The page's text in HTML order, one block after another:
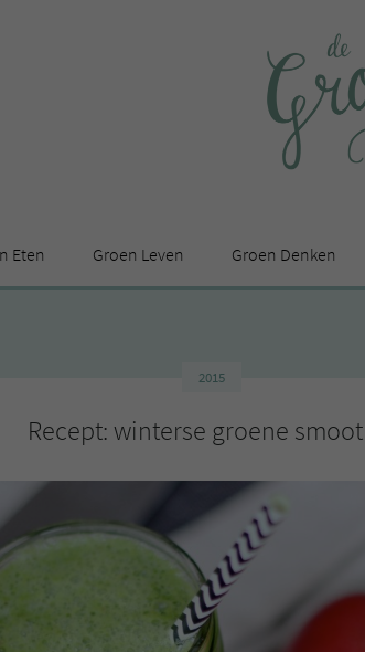
Eten Groen Leven Groen Denken
2015
Recept: winterse groene